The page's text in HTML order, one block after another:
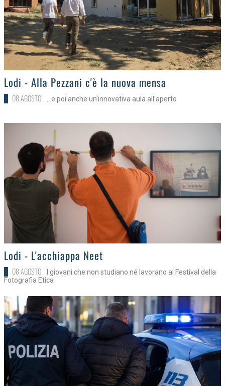
>Lodi - Alla Pezzani c'è la nuova mensa
08 AGOSTO ...e poi anche un'innovativa aula all'aperto
>Lodi - L'acchiappa Neet
08 AGOSTO
I giovani che non studiano né lavorano al Festival della
Fotografia Etica